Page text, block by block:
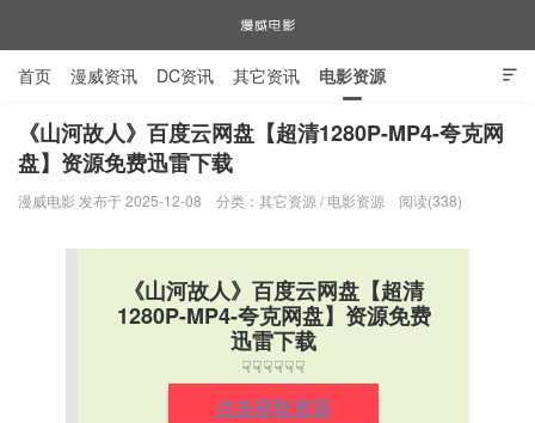
漫威电影

首页 漫威资讯 DC资讯 其它资讯 电影资源
电视剧资源 漫威图片
《山河故人》百度云网盘【超清1280P-MP4-夸克网
盘】资源免费迅雷下载
漫威电影 发布于 2025-12-08 分类： 其它资源 / 电影资源 阅读(338)
《山河故人》百度云网盘【超清
1280P-MP4-夸克网盘】资源免费
迅雷下载
☟☟☟☟☟☟
点击获取资源